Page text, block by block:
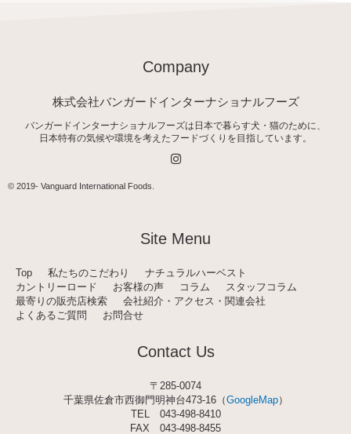
Company
株式会社バンガードインターナショナルフーズ
バンガードインターナショナルフーズは日本で暮らす犬・猫のために、
日本特有の気候や環境を考えたフードづくりを目指しています。
I
n
a
m
© 2019- Vanguard International Foods
Site Menu
Top 私たちのこだわり
ナチュラルハーベスト
カントリーロード
お客様の声 コラム
スタッフコラム
最寄りの販売店検索
会社紹介・アクセス・関連会社
よくあるご質問
お問合せ
Contact Us
〒285-0074
千葉県佐倉市西御門明神台473-16（GoogleMap）
TEL 043-498-8410
FAX 043-498-8455